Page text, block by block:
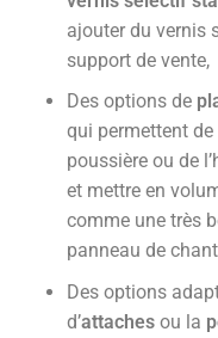
ajouter du vernis
support de vente,
Des options de
qui permettent
poussière ou de
et mettre en
comme une très
panneau de
Des options
d’attachesou la